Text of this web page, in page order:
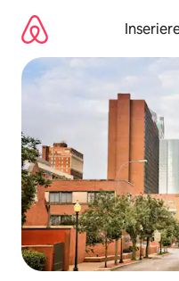
Inhalten
springen